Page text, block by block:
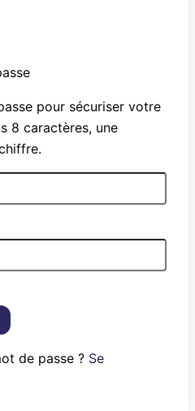
pour sécuriser votre
8 caractères, une
de passe ? Se